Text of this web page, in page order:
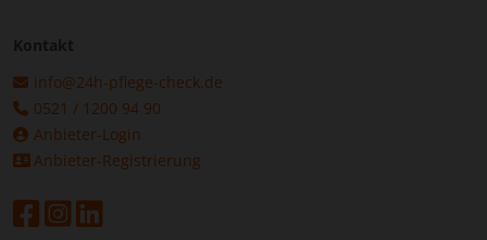
Kontakt
info@24h-pflege-check.de
0521 / 1200 94 90
Anbieter-Login
Anbieter-Registrierung